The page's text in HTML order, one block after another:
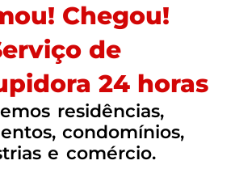
Chegou!
de
24 horas
residências,
condomínios,
e comércio.